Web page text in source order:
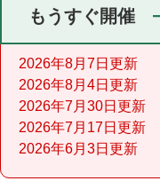
重要なお知らせ
2026年8月7日更新
2026年8月4日更新
2026年7月30日更新
2026年7月17日更新
2026年6月3日更新
もうすぐ開催